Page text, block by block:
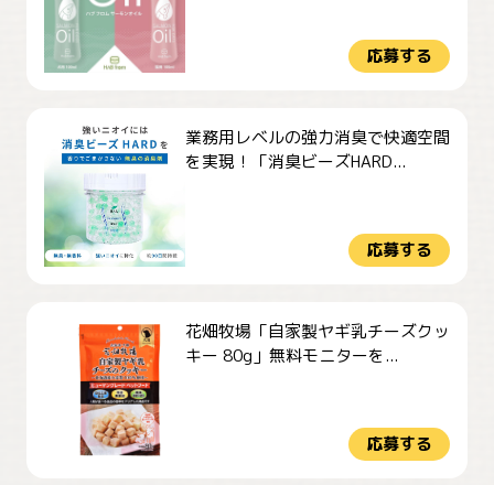
応募する
業務用レベルの強力消臭で快適空間
を実現！「消臭ビーズHARD...
応募する
花畑牧場「自家製ヤギ乳チーズクッ
キー 80g」無料モニターを...
応募する